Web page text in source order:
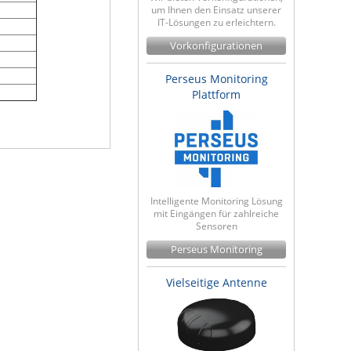
um Ihnen den Einsatz unserer
IT-Lösungen zu erleichtern.
Vorkonfigurationen
Perseus Monitoring
Plattform
Intelligente Monitoring Lösung
mit Eingängen für zahlreiche
Sensoren
Perseus Monitoring
Vielseitige Antenne